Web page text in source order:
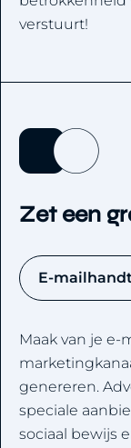
verstuurt!
Zet een
E-
Maak van je
genereren.
speciale
sociaal bewijs